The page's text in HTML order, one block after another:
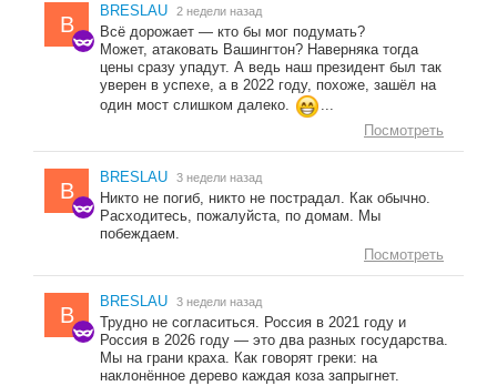
B
BRESLAU 2 недели назад
Всё дорожает — кто бы мог подумать?
Может, атаковать Вашингтон? Наверняка тогда
цены сразу упадут. А ведь наш президент был так
уверен в успехе, а в 2022 году, похоже, зашёл на
один мост слишком далеко.
...
Посмотреть
B
BRESLAU 3 недели назад
Никто не погиб, никто не пострадал. Как обычно.
Расходитесь, пожалуйста, по домам. Мы
побеждаем.
Посмотреть
B
BRESLAU 3 недели назад
Трудно не согласиться. Россия в 2021 году и
Россия в 2026 году — это два разных государства.
Мы на грани краха. Как говорят греки: на
наклонённое дерево каждая коза запрыгнет.